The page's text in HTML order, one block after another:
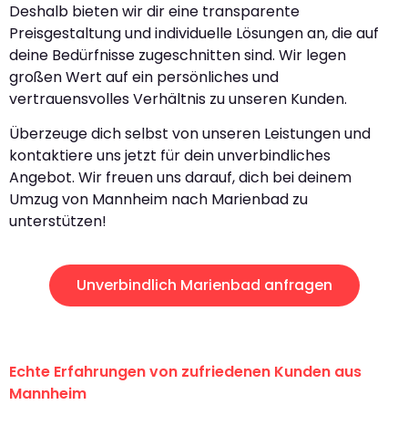
Deshalb bieten wir dir eine transparente
Preisgestaltung und individuelle Lösungen an, die auf
deine Bedürfnisse zugeschnitten sind. Wir legen
großen Wert auf ein persönliches und
vertrauensvolles Verhältnis zu unseren Kunden.
Überzeuge dich selbst von unseren Leistungen und
kontaktiere uns jetzt für dein unverbindliches
Angebot. Wir freuen uns darauf, dich bei deinem
Umzug von Mannheim nach Marienbad zu
unterstützen!
Unverbindlich Marienbad anfragen
Echte Erfahrungen von zufriedenen Kunden aus
Mannheim